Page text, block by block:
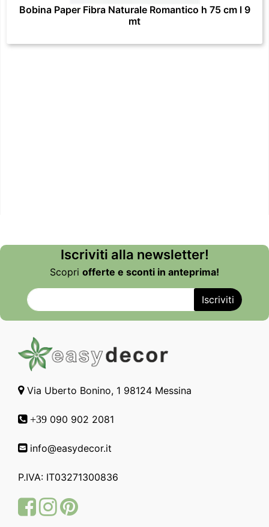
Bobina Paper Fibra Naturale Romantico h 75 cm l 9
mt
Iscriviti alla newsletter!
Scopri offerte e sconti in anteprima!
Via Uberto Bonino, 1 98124 Messina
+39 090 902 2081
info@easydecor.it
P.IVA: IT03271300836
FacebookInstagram
Pinterest